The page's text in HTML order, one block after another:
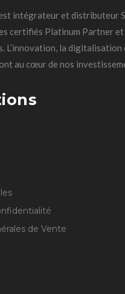
intégrateur et distributeur
certifiés Platinum Partner et
L’innovation, la digitalisation
au cœur de nos
de Vente